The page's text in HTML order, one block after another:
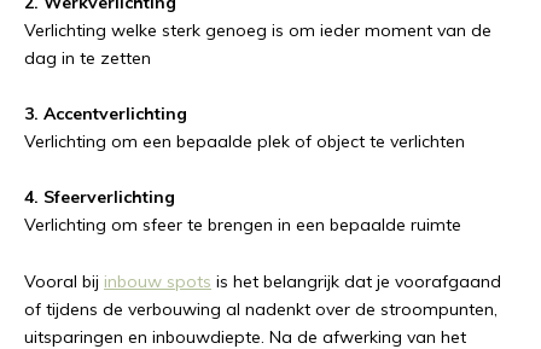
Verlichting welke sterk genoeg is om ieder moment van de
dag in te zetten
3. Accentverlichting
Verlichting om een bepaalde plek of object te verlichten
4. Sfeerverlichting
Verlichting om sfeer te brengen in een bepaalde ruimte
Vooral bij inbouw spots is het belangrijk dat je voorafgaand
of tijdens de verbouwing al nadenkt over de stroompunten,
uitsparingen en inbouwdiepte. Na de afwerking van het